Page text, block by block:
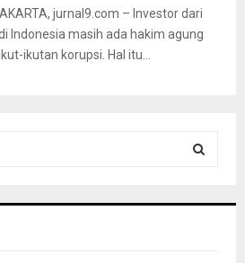
jurnal9.com – Investor dari
Indonesia masih ada hakim agung
ikutan korupsi. Hal itu...